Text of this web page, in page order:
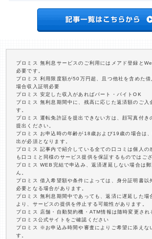
プロミス 無利息サービスのご利用にはメアド登録と
必要です。
プロミス 利用限度額が50万円超、且つ他社を含めた
場合収入証明必要
プロミス 安定した収入があればパート・バイトOK
プロミス 無利息期間中に、残高に応じた返済額のご入
す。
プロミス 運転免許証を提出できない方は、顔写真付き
提出ください。
プロミス お申込時の年齢が18歳および19歳の場合は
出が必須となります。
プロミス 記事内で紹介している全ての口コミは個人の
も口コミと同様のサービス提供を保証するものではご
プロミス WEB完結で申込み、返済遅延しない場合は
ん。
プロミス 借入希望額や条件によっては、身分証明書以
必要となる場合があります。
プロミス 無利息期間中であっても、返済に遅延した場
より、サービスの提供を停止する可能性があります。
プロミス 店舗・自動契約機・ATM情報は随時変更され
プロミス公式サイトをご確認ください
プロミス ※お申込み時間や審査によりご希望に添えな
す。